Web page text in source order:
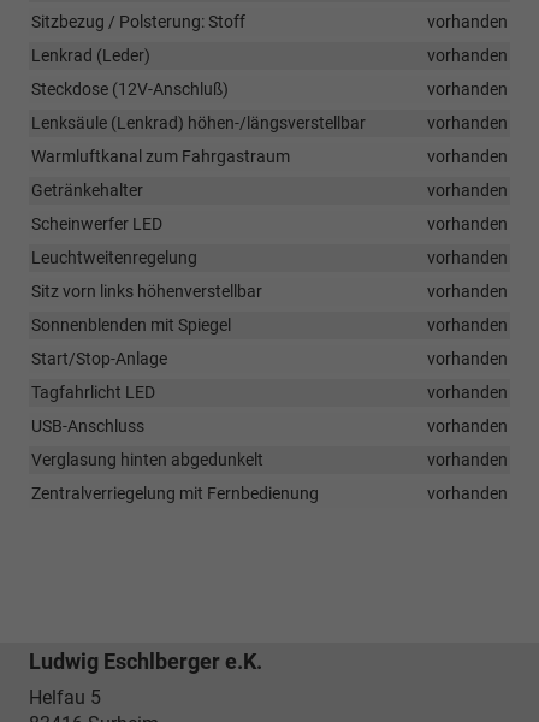
Sitzbezug / Polsterung: Stoff
vorhanden
Lenkrad (Leder)
vorhanden
Steckdose (12V-Anschluß)
vorhanden
Lenksäule (Lenkrad) höhen-/längsverstellbar
vorhanden
Warmluftkanal zum Fahrgastraum
vorhanden
Getränkehalter
vorhanden
Scheinwerfer LED
vorhanden
Leuchtweitenregelung
vorhanden
Sitz vorn links höhenverstellbar
vorhanden
Sonnenblenden mit Spiegel
vorhanden
Start/Stop-Anlage
vorhanden
Tagfahrlicht LED
vorhanden
USB-Anschluss
vorhanden
Verglasung hinten abgedunkelt
vorhanden
Zentralverriegelung mit Fernbedienung
vorhanden
Ludwig Eschlberger e.K.
Helfau 5